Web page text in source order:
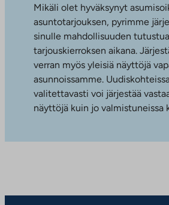
Mikäli olet hyväksynyt
asuntotarjouksen, pyrimme
sinulle mahdollisuuden
tarjouskierroksen aikana.
verran myös yleisiä näyttöjä
asunnoissamme.
valitettavasti voi järjestää
näyttöjä kuin jo valmistuneissa